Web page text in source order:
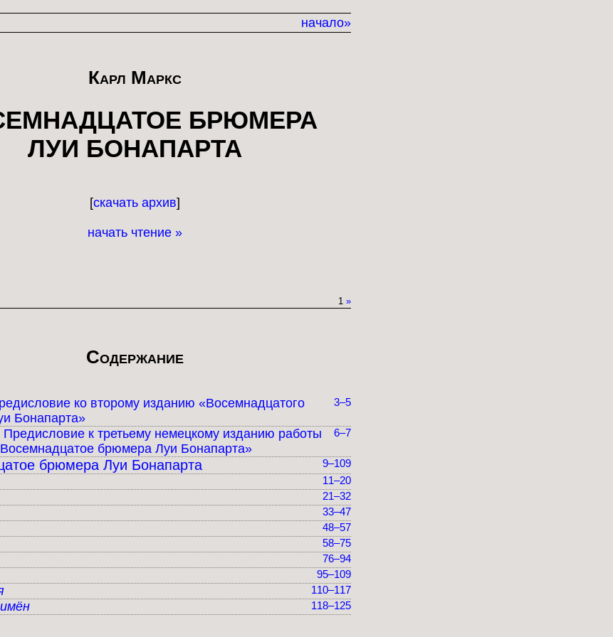
начало»
Карл Маркс
БРЮМЕРА
ЛУИ БОНАПАРТА
[скачать архив]
начать чтение »
»
1
Содержание
3–5
ко второму изданию «Восемнадцатого
Бонапарта»
6–7
к третьему немецкому изданию работы
брюмера Луи Бонапарта»
9–109
брюмера Луи Бонапарта
11–20
21–32
33–47
48–57
58–75
76–94
95–109
110–117
118–125